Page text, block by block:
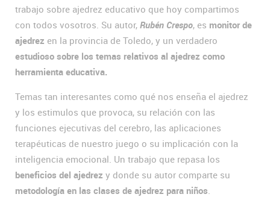
trabajo sobre ajedrez educativo que hoy compartimos
con todos vosotros. Su autor, Rubén Crespo, es monitor de
ajedrez en la provincia de Toledo, y un verdadero
estudioso sobre los temas relativos al ajedrez como
herramienta educativa.
Temas tan interesantes como qué nos enseña el ajedrez
y los estimulos que provoca, su relación con las
funciones ejecutivas del cerebro, las aplicaciones
terapéuticas de nuestro juego o su implicación con la
inteligencia emocional. Un trabajo que repasa los
beneficios del ajedrez y donde su autor comparte su
metodología en las clases de ajedrez para niños.